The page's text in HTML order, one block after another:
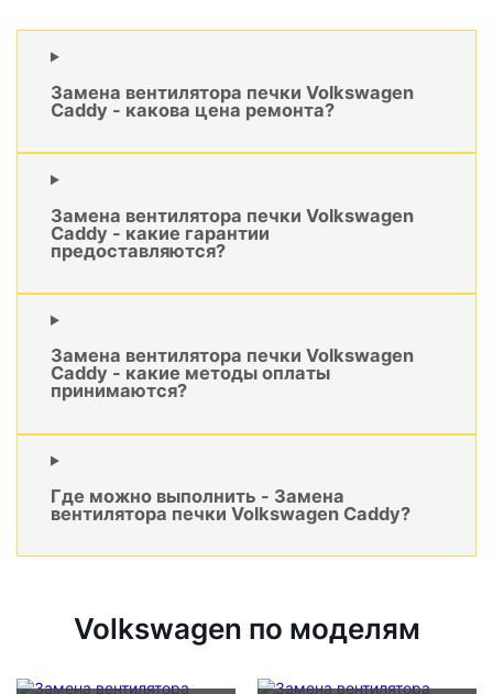
Замена вентилятора печки Volkswagen
Caddy - какова цена ремонта?
Замена вентилятора печки Volkswagen
Caddy - какие гарантии
предоставляются?
Замена вентилятора печки Volkswagen
Caddy - какие методы оплаты
принимаются?
Где можно выполнить - Замена
вентилятора печки Volkswagen Caddy?
Volkswagen по моделям